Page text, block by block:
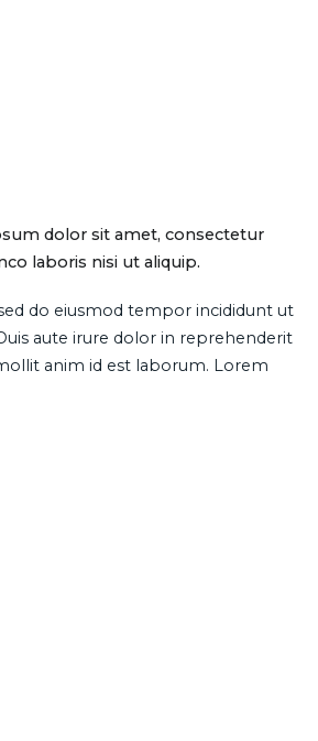
dolor sit amet, consectetur
laboris nisi ut aliquip.
do eiusmod tempor incididunt ut
aute irure dolor in reprehenderit
anim id est laborum. Lorem